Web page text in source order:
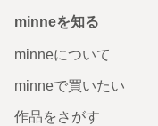
minneを知る
minneについて
minneで買いたい
作品をさがす